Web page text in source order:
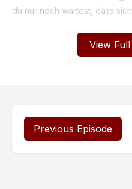
View
Previous Episode